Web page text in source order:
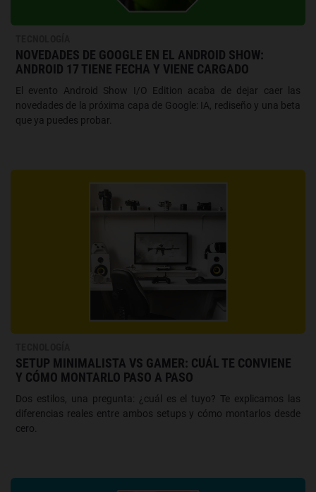
NOVEDADES DE GOOGLE EN EL ANDROID SHOW:
ANDROID 17 TIENE FECHA Y VIENE CARGADO
El evento Android Show I/O Edition acaba de dejar caer las
novedades de la próxima capa de Google: IA, rediseño y una beta
que ya puedes probar.
SETUP MINIMALISTA VS GAMER: CUÁL TE CONVIENE
Y CÓMO MONTARLO PASO A PASO
Dos estilos, una pregunta: ¿cuál es el tuyo? Te explicamos las
diferencias reales entre ambos setups y cómo montarlos desde
cero.